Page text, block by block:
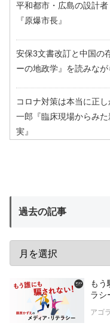
平和都市・広島の設計
『原爆市長』
安保3文書改訂と中国の
ーの地政学』を読みなが
コロナ対策は本当に正
一郎『臨床現場からみ
実』
過去の記事
も
ラシ
アゴ